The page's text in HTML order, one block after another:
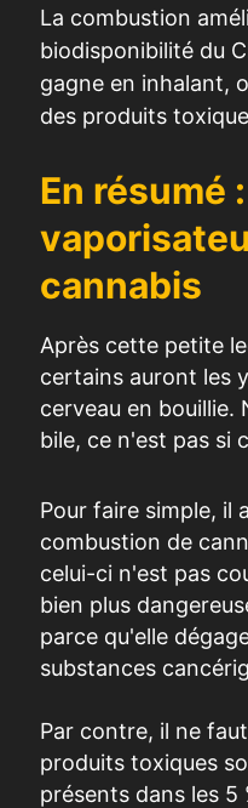
La combustion
biodisponibilité du
gagne en inhalant,
des produits
En résumé
cannabis
Après cette petite
certains auront les
cerveau en bouillie.
bile, ce n'est pas si
Pour faire simple, il
combustion de
celui-ci n'est pas
bien plus
parce qu'elle
substances
Par contre, il ne
produits toxiques
présents dans les 5